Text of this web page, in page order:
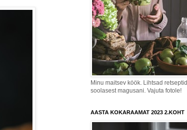
Minu maitsev köök. Lihtsad retseptid
soolasest magusani. Vajuta fotole!
AASTA KOKARAAMAT 2023 2.KOHT